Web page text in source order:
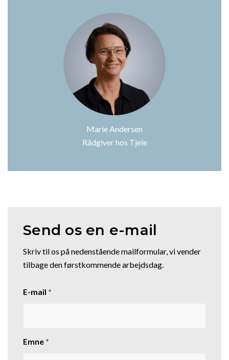
Marie Andersen
Rådgiver hos Tjele
Send os en e-mail
Skriv til os på nedenstående mailformular, vi vender
tilbage den førstkommende arbejdsdag.
E-mail *
Emne *